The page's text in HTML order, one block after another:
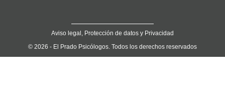
Aviso legal, Protección de datos y Privacidad
© 2026 - El Prado Psicólogos. Todos los derechos reservados